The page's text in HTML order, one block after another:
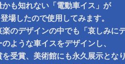
かも知れない「電動車イス」が
場したので使用してみます。
楽のデザインの中でも「哀しみに
ような車イスをデザインし、
を受賞、美術館にも永久展示とな